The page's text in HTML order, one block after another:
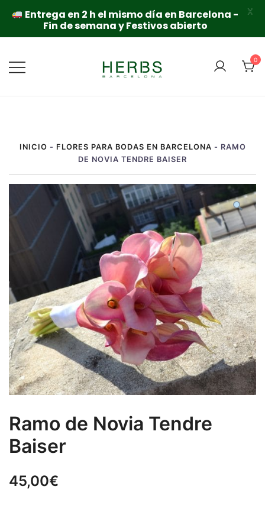
contenido
0
INICIO - FLORES PARA BODAS EN BARCELONA - RAMO
DE NOVIA TENDRE BAISER
Ramo de Novia Tendre
Baiser
45,00€
Entrega en 2 h el mismo día en Barcelona -
Fin de semana y Festivos abierto
X